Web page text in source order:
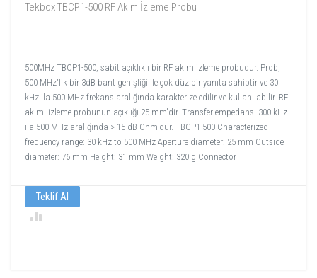
Tekbox TBCP1-500 RF Akım İzleme Probu
500MHz TBCP1-500, sabit açıklıklı bir RF akım izleme probudur. Prob,
500 MHz'lik bir 3dB bant genişliği ile çok düz bir yanıta sahiptir ve 30
kHz ila 500 MHz frekans aralığında karakterize edilir ve kullanılabilir. RF
akımı izleme probunun açıklığı 25 mm'dir. Transfer empedansı 300 kHz
ila 500 MHz aralığında > 15 dB Ohm'dur. TBCP1-500 Characterized
frequency range: 30 kHz to 500 MHz Aperture diameter: 25 mm Outside
diameter: 76 mm Height: 31 mm Weight: 320 g Connector
Teklif Al